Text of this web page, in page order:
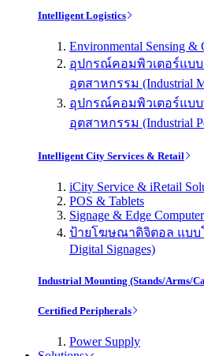
Intelligent Logistics
Environmental Sensing &
อุปกรณ์คอมพิวเตอร์แบ
อุตสาหกรรม (Industrial
อุปกรณ์คอมพิวเตอร์แบ
อุตสาหกรรม (Industrial
Intelligent City Services & Retail
iCity Service & iRetail
POS & Tablets
Signage & Edge
ป้ายโฆษณาดิจิตอล แบบโ
Digital Signages)
Industrial Mounting (Stands/Arms/
Certified Peripherals
Power Supply